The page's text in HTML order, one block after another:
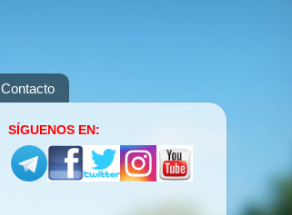
Contacto
SÍGUENOS EN: